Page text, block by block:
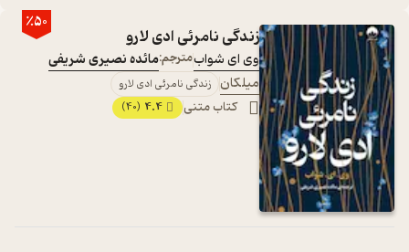
٪50
زندگی نامرئی ادی لارو
وی ای شوابمترجم:مائده نصیری شریفی
میلکان زندگی نامرئی ادی لارو
کتاب متنی 4.4
(40)